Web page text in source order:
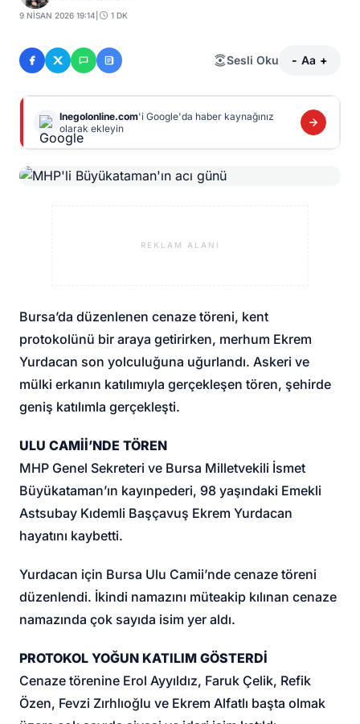
9 NISAN 2026 19:14 1 DK
Sesli Oku - Aa +
Inegolonline.com'i Google'da haber kaynağınız
olarak ekleyin
REKLAM ALANI
Bursa’da düzenlenen cenaze töreni, kent
protokolünü bir araya getirirken, merhum Ekrem
Yurdacan son yolculuğuna uğurlandı. Askeri ve
mülki erkanın katılımıyla gerçekleşen tören, şehirde
geniş katılımla gerçekleşti.
ULU CAMİİ’NDE TÖREN
MHP Genel Sekreteri ve Bursa Milletvekili İsmet
Büyükataman’ın kayınpederi, 98 yaşındaki Emekli
Astsubay Kıdemli Başçavuş Ekrem Yurdacan
hayatını kaybetti.
Yurdacan için Bursa Ulu Camii’nde cenaze töreni
düzenlendi. İkindi namazını müteakip kılınan cenaze
namazında çok sayıda isim yer aldı.
PROTOKOL YOĞUN KATILIM GÖSTERDİ
Cenaze törenine Erol Ayyıldız, Faruk Çelik, Refik
Özen, Fevzi Zırhlıoğlu ve Ekrem Alfatlı başta olmak